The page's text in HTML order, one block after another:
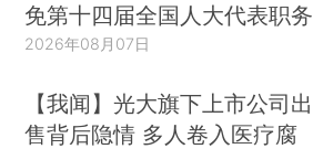
免第十四届全国人大代表职务
2026年08月07日
【我闻】光大旗下上市公司出
售背后隐情 多人卷入医疗腐